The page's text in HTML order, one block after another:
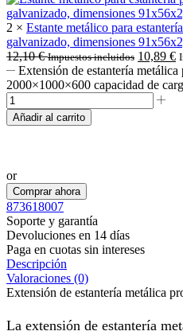
2 × Estante metálico para
galvanizado, dimensiones
12,10€ Impuestos incluidos 10,89 €
Extensión de estantería
2000×1000×600 capacidad de
Añadir al carrito
or
Comprar ahora
873618007
Soporte y garantía
Devoluciones en 14 días
Paga en cuotas sin intereses
Descripción
Valoraciones (0)
Extensión de estantería metálica
La extensión de estantería